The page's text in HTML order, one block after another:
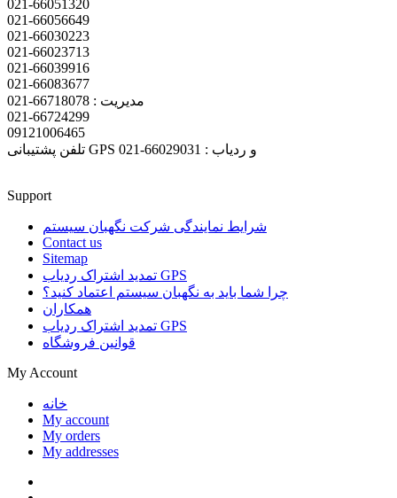
021-66051320
021-66056649
021-66030223
021-66023713
021-66039916
021-66083677
مدیریت : 66718078-021
021-66724299
09121006465
تلفن پشتیبانی GPS و ردیاب : 66029031-021
Support
شرایط نمایندگی شرکت نگهبان سیستم
Contact us
Sitemap
تمدید اشتراک ردیاب GPS
چرا شما باید به نگهبان سیستم اعتماد کنید؟
همکاران
تمدید اشتراک ردیاب GPS
قوانین فروشگاه
My Account
خانه
My account
My orders
My addresses